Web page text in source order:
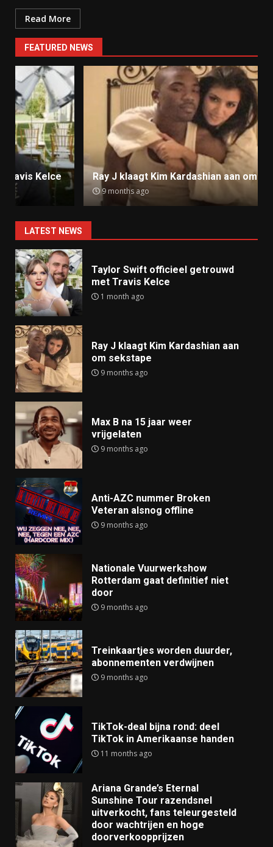
Read More
FEATURED NEWS
Ray J klaagt Kim Kardashian aan om sekstape
9 months ago
LATEST NEWS
Taylor Swift officieel getrouwd
met Travis Kelce
1 month ago
Ray J klaagt Kim Kardashian aan
om sekstape
9 months ago
Max B na 15 jaar weer
vrijgelaten
9 months ago
Anti-AZC nummer Broken
Veteran alsnog offline
9 months ago
Nationale Vuurwerkshow
Rotterdam gaat definitief niet
door
9 months ago
Treinkaartjes worden duurder,
abonnementen verdwijnen
9 months ago
TikTok-deal bijna rond: deel
TikTok in Amerikaanse handen
11 months ago
Ariana Grande’s Eternal
Sunshine Tour razendsnel
uitverkocht, fans teleurgesteld
door wachtrijen en hoge
doorverkoopprijzen